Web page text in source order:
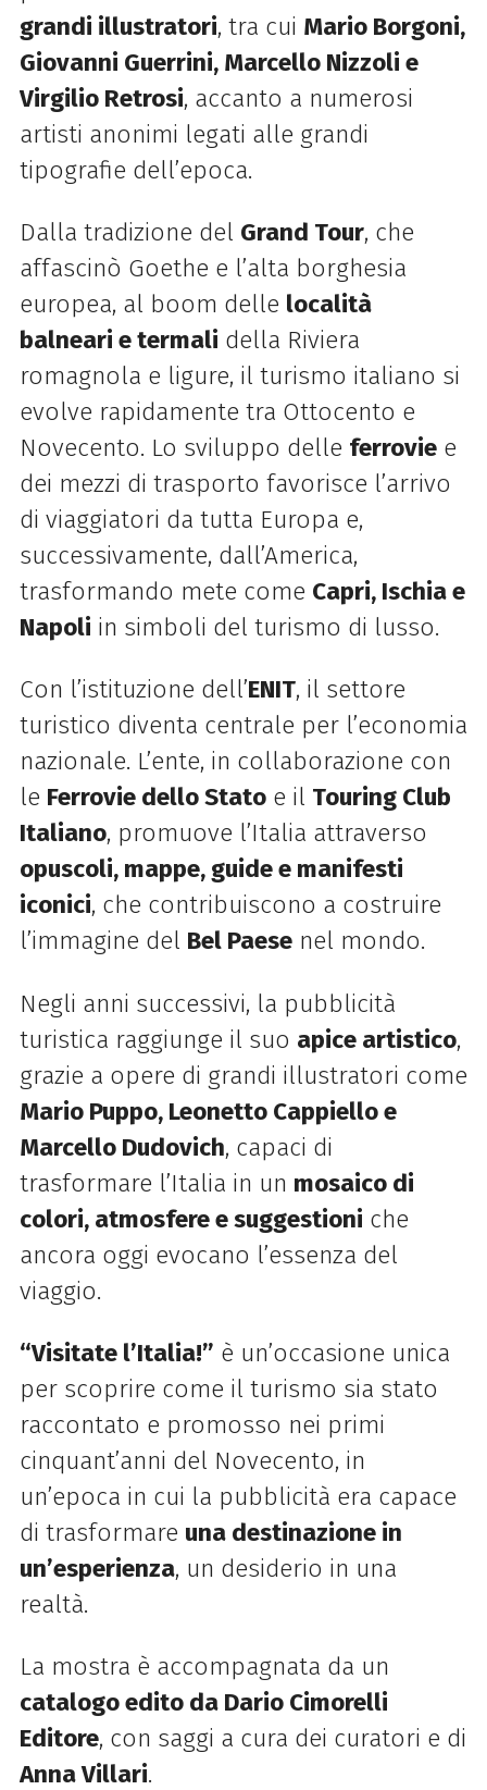
grandi illustratori, tra cui Mario Borgoni,
Giovanni Guerrini, Marcello Nizzoli e
Virgilio Retrosi, accanto a numerosi
artisti anonimi legati alle grandi
tipografie dell’epoca.
Dalla tradizione del Grand Tour, che
affascinò Goethe e l’alta borghesia
europea, al boom delle località
balneari e termali della Riviera
romagnola e ligure, il turismo italiano si
evolve rapidamente tra Ottocento e
Novecento. Lo sviluppo delle ferroviee
dei mezzi di trasporto favorisce l’arrivo
di viaggiatori da tutta Europa e,
successivamente, dall’America,
trasformando mete come Capri, Ischia e
Napoli in simboli del turismo di lusso.
Con l’istituzione dell’ENIT, il settore
turistico diventa centrale per l’economia
nazionale. L’ente, in collaborazione con
le Ferrovie dello Statoe il Touring Club
Italiano, promuove l’Italia attraverso
opuscoli, mappe, guide e manifesti
iconici, che contribuiscono a costruire
l’immagine del Bel Paesenel mondo.
Negli anni successivi, la pubblicità
turistica raggiunge il suo apice artistico,
grazie a opere di grandi illustratori come
Mario Puppo, Leonetto Cappiello e
Marcello Dudovich, capaci di
trasformare l’Italia in un mosaico di
colori, atmosfere e suggestioni che
ancora oggi evocano l’essenza del
viaggio.
“Visitate l’Italia!” è un’occasione unica
per scoprire come il turismo sia stato
raccontato e promosso nei primi
cinquant’anni del Novecento, in
un’epoca in cui la pubblicità era capace
di trasformare una destinazione in
un’esperienza, un desiderio in una
realtà.
La mostra è accompagnata da un
catalogo edito da Dario Cimorelli
Editore, con saggi a cura dei curatori e di
Anna Villari.